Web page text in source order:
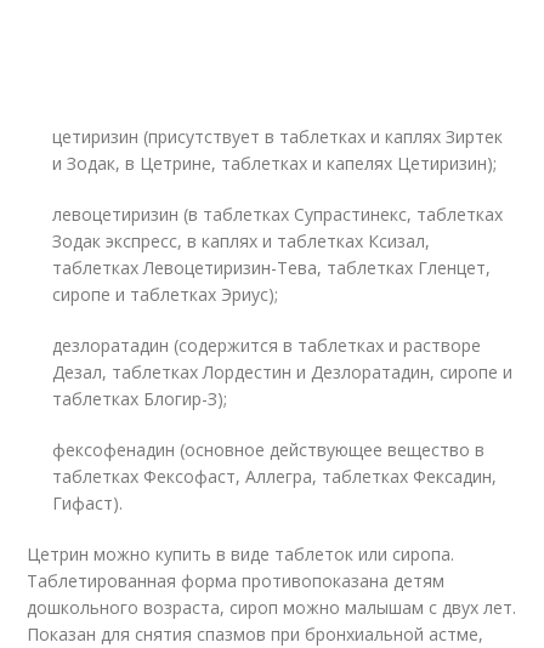
цетиризин (присутствует в таблетках и каплях Зиртек
и Зодак, в Цетрине, таблетках и капелях Цетиризин);
левоцетиризин (в таблетках Супрастинекс, таблетках
Зодак экспресс, в каплях и таблетках Ксизал,
таблетках Левоцетиризин-Тева, таблетках Гленцет,
сиропе и таблетках Эриус);
дезлоратадин (содержится в таблетках и растворе
Дезал, таблетках Лордестин и Дезлоратадин, сиропе и
таблетках Блогир-З);
фексофенадин (основное действующее вещество в
таблетках Фексофаст, Аллегра, таблетках Фексадин,
Гифаст).
Цетрин можно купить в виде таблеток или сиропа.
Таблетированная форма противопоказана детям
дошкольного возраста, сироп можно малышам с двух лет.
Показан для снятия спазмов при бронхиальной астме,